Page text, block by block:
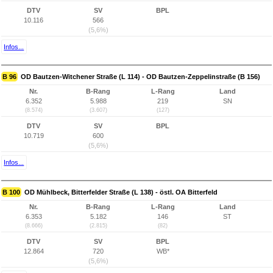
DTV
10.116
SV
566
(5,6%)
BPL
Infos...
B 96 OD Bautzen-Witchener Straße (L 114) - OD Bautzen-Zeppelinstraße (B 156)
Nr.
6.352
(8.574)
B-Rang
5.988
(3.607)
L-Rang
219
(127)
Land
SN
DTV
10.719
SV
600
(5,6%)
BPL
Infos...
B 100 OD Mühlbeck, Bitterfelder Straße (L 138) - östl. OA Bitterfeld
Nr.
6.353
(8.666)
B-Rang
5.182
(2.815)
L-Rang
146
(82)
Land
ST
DTV
12.864
SV
720
(5,6%)
BPL
WB*